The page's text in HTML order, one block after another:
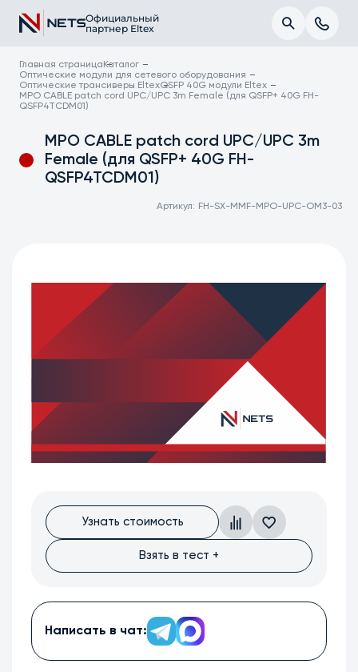
Официальный
партнер Eltex
Главная страница Каталог
Оптические модули для сетевого оборудования
Оптические трансиверы EltexQSFP 40G модули Eltex
MPO CABLE patch cord UPC/UPC 3m Female (для QSFP+ 40G FH-
QSFP4TCDM01)
MPO CABLE patch cord UPC/UPC 3m
Female (для QSFP+ 40G FH-
QSFP4TCDM01)
Артикул: FH-SX-MMF-MPO-UPC-OM3-03
Узнать стоимость
Взять в тест +
Написать в чат: